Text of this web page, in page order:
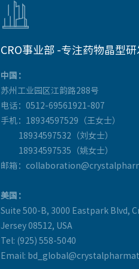

CRO事业部 -专注药物晶型
中国：
苏州工业园区江韵路288号
电话：0512-69561921-807
手机：18934597529（王女士）
18934597532（刘女士）
18934597535（姚女士）
邮箱：
美国：
Suite 500-B, 3000 Eastpark Blvd,
Jersey 08512, USA
Tel: (925) 558-5040
Email: